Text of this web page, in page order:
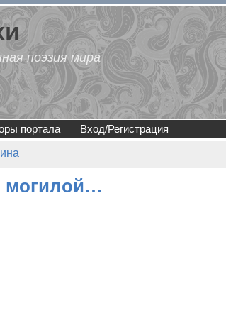
поэзия мира
портала Вход/Регистрация
могилой…